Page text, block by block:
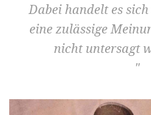
Dabei handelt es
eine zulässige
nicht untersagt